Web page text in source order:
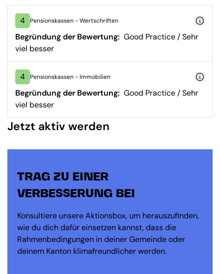
4 Pensionskassen - Wertschriften
Begründung der Bewertung: Good Practice / Sehr
viel besser
4 Pensionskassen - Immobilien
Begründung der Bewertung: Good Practice / Sehr
viel besser
Jetzt aktiv werden
TRAG ZU EINER
VERBESSERUNG BEI
Konsultiere unsere Aktionsbox, um herauszufinden,
wie du dich dafür einsetzen kannst, dass die
Rahmenbedingungen in deiner Gemeinde oder
deinem Kanton klimafreundlicher werden.